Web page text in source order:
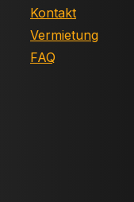
Kontakt
Vermietung
FAQ